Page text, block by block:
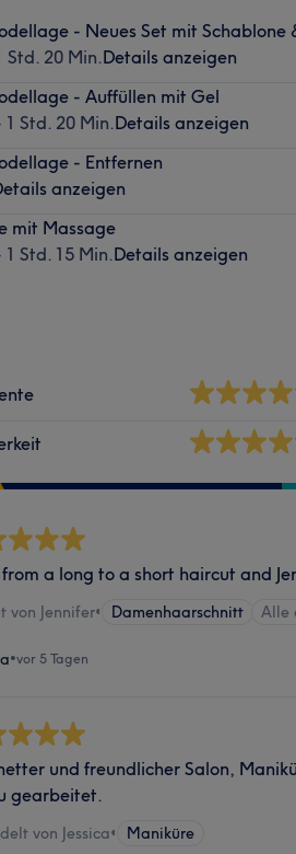
- Neues Set mit Schablone
Std. 20 Min.Details anzeigen
- Auffüllen mit Gel
1 Std. 20 Min.Details anzeigen
- Entfernen
anzeigen
mit Massage
1 Std. 15 Min.Details anzeigen
a long to a short haircut and
von Jennifer• Damenhaarschnitt Alle
•vor 5 Tagen
und freundlicher Salon,
gearbeitet.
von Jessica• Maniküre